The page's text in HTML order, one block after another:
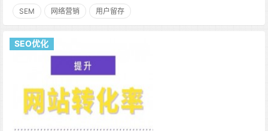
SEM 网络营销 用户留存
SEO优化